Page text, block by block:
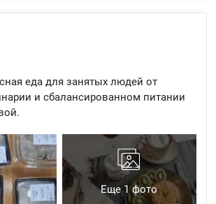
еда для занятых людей от
и сбалансированном питании
Еще 1 фото